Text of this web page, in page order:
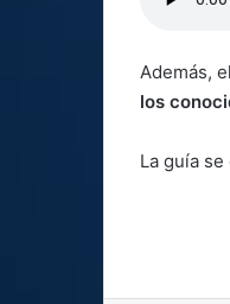
Además,
los
La guía